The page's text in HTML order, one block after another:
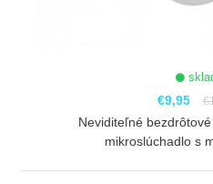
€9,95
Neviditeľné
mikroslúchadlo s